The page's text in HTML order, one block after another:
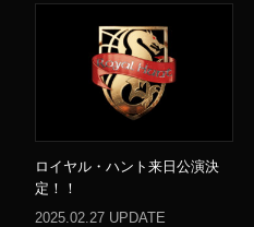
ロイヤル・ハント来日公演決
定！！
2025.02.27 UPDATE